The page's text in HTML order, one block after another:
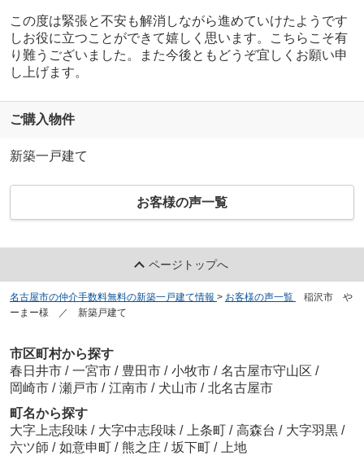
この度は緊張と不安も解消しながら進めていけたようです
しお役に立つことができて嬉しく思います。こちらこそ有
り難うございました。また今後ともどうぞ宜しくお願い申
し上げます。
ご購入物件
新築一戸建て
お客様の声一覧
ページトップへ
名古屋市の仲介手数料無料の新築一戸建て情報 > お客様の声一覧
稲沢市 や
ーまー様 ／ 新築戸建て
市区町村から探す
春日井市 / 一宮市 / 豊田市 / 小牧市 / 名古屋市守山区 /
岡崎市 / 瀬戸市 / 江南市 / 犬山市 / 北名古屋市
町名から探す
大字上志段味 / 大字中志段味 / 上条町 / 高森台 / 大字羽黒 /
六ツ師 / 如意申町 / 熊之庄 / 坂下町 /
上地